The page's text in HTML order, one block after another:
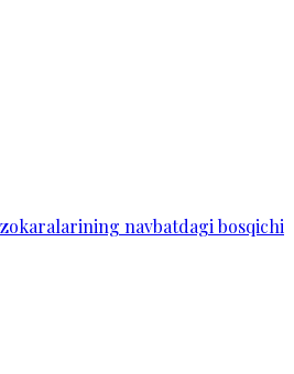
navbatdagi bosqichi